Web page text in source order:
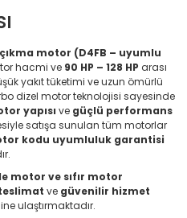
motor (D4FB – uyumlu
hacmi ve 90 HP – 128 HP arası
yakıt tüketimi ve uzun ömürlü
dizel motor teknolojisi sayesinde
yapısı ve güçlü performans
satışa sunulan tüm motorlar
kodu uyumluluk garantisi
motor ve sıfır motor
teslimat ve güvenilir hizmet
ulaştırmaktadır.